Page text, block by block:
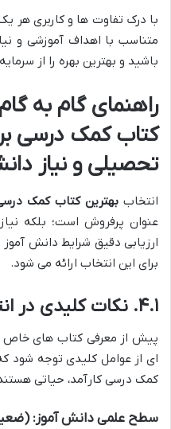
با درک تفاوت ها و کاربری هر
متناسب با اهداف آموزشی و
باشید و بهترین بهره را از
راهنمای گام به
کتاب کمک درسی
تحصیلی و نیاز
انتخاب بهترین کتاب کمک
عنوان پرفروش است؛ بلکه
ارزیابی دقیق شرایط دانش
برای این انتخاب ارائه می شود.
۴.۱. نکات کلیدی در انتخاب
پیش از معرفی کتاب های خاص
ای از عوامل کلیدی توجه شود
کمک درسی کارآمد، حیاتی
سطح علمی دانش آموز: